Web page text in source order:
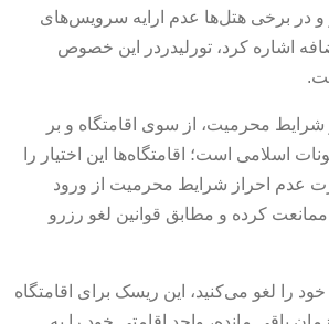
در برخی هتل‌ها عدم ارایه سرویس‌های
اشاره کرد، تورلیدردر این خصوص
شرایط محرمیت، از سوی اقامتگاه و بر
اسلامی است؛ اقامتگاه‌ها این اختیار را
عدم احراز شرایط محرمیت از ورود
کرده و مطابق قوانین لغو رزرو
را لغو می‌کنید، این ریسک برای اقامتگاه